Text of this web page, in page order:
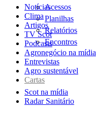
Acessos
Planilhas
Relatórios
Encontros
Notícias
Clima
Artigos
TV Scot
Podcasts
Agronegócio na mídia
Entrevistas
Agro sustentável
Cartas
Scot na mídia
Radar Sanitário